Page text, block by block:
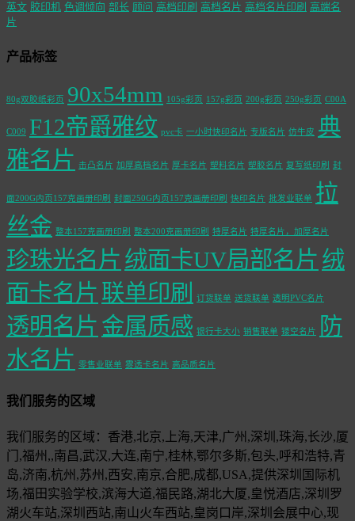
英文 胶印机 色调倾向 部长 顾问 高档印刷 高档名片 高档名片印刷 高端名
片
产品标签
80g双胶纸彩页 90x54mm 105g彩页 157g彩页 200g彩页 250g彩页 C00A
C009 F12帝爵雅纹 pvc卡 一小时快印名片 专版名片 仿牛皮 典
雅名片 击凸名片 加厚高档名片 厚卡名片 塑料名片 塑胶名片 复写纸印刷 封
面200G内页157克画册印刷 封面250G内页157克画册印刷 快印名片 批发业联单 拉
丝金 整本157克画册印刷 整本200克画册印刷 特厚名片 特厚名片，加厚名片
珍珠光名片 绒面卡UV局部名片 绒
面卡名片 联单印刷 订货联单 送货联单 透明PVC名片
透明名片 金属质感 银行卡大小 销售联单 镂空名片
防
水名片 零售业联单 雾透卡名片 高品质名片
我们服务的区域
我们服务的区域：香港,北京,上海,天津,广州,深圳,珠海,长沙,厦
门,福州,,南昌,武汉,大连,南宁,桂林,鄂尔多斯,包头,呼和浩特,青
岛,济南,杭州,苏州,西安,南京,合肥,成都,USA,提供深圳国际机
场,福田实验学校,滨海大道,福民路,湖北大厦,皇悦酒店,深圳罗
湖火车站,深圳西站,南山火车西站,皇岗口岸,深圳会展中心,现